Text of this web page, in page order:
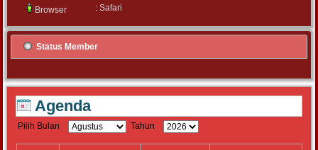
Browser
: Safari
Status Member
Agenda
Pilih Bulan Tahun